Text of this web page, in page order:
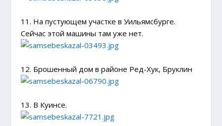
11. На пустующем участке в Уильямсбурге.
Сейчас этой машины там уже нет.
12. Брошенный дом в районе Ред-Хук, Бруклин
13. В Куинсе.